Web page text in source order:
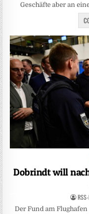
Geschäfte aber an
Dobrindt will
RSS-
Der Fund am